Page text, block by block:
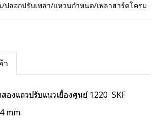
ปลอกปรับเพลา/แหวนกำหนด/เพลาฮาร์ดโครม
า
งแถวปรับแนวเยื้องศูนย์ 1220 SKF
mm.